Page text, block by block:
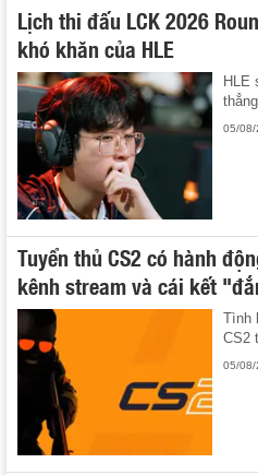
Lịch thi đấu LCK 2026
khó khăn của HLE
HLE
05/08/
Tuyển thủ CS2 có hành
kênh stream và cái kết
Tình
CS2
05/08/